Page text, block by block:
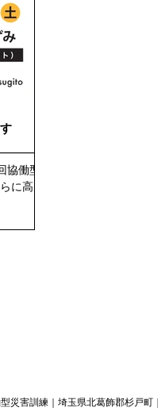
働型災
に高め
災害訓練｜埼玉県北葛飾郡杉戸町｜